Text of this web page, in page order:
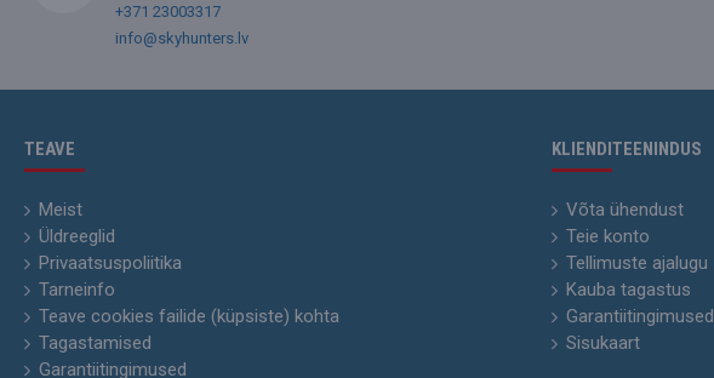
+371 23003317
info@skyhunters.lv
TEAVE
Meist
Üldreeglid
Privaatsuspoliitika
Tarneinfo
Teave cookies failide (küpsiste) kohta
Tagastamised
Garantiitingimused
KLIENDITEENINDUS
Võta ühendust
Teie konto
Tellimuste ajalugu
Kauba tagastus
Garantiitingimused
Sisukaart